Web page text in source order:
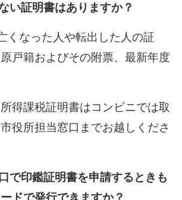
い証明書はありますか？
た人や転出した人の証
戸籍およびその附票、最新年度
明書はコンビニでは取
役所担当窓口までお越しくださ
で印鑑証明書を申請するときも
ドで発行できますか？